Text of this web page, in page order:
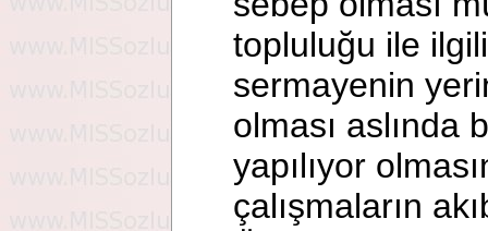
topluluğu ile
sermayenin
olması aslında
yapılıyor
çalışmaların